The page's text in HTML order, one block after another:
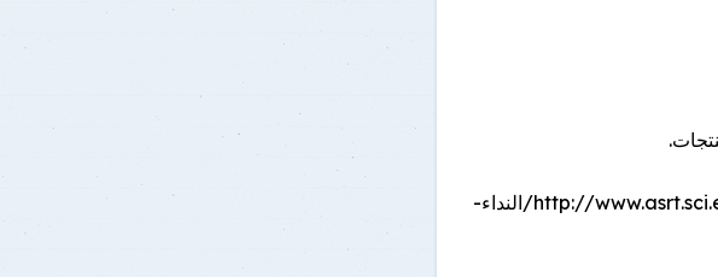
التقديم حتى: 15 أبريل 2026 http://www.asrt.sci.eg/open-calls-ar/النداء-